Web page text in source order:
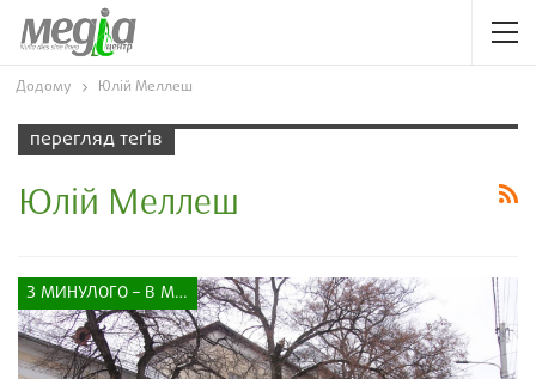
Додому Юлій Меллеш
перегляд теґів
Юлій Меллеш
З МИНУЛОГО – В МАЙБУТНЄ